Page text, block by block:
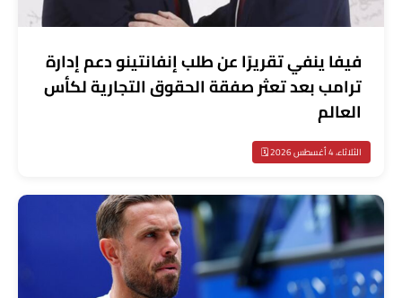
فيفا ينفي تقريرًا عن طلب إنفانتينو دعم إدارة
ترامب بعد تعثر صفقة الحقوق التجارية لكأس
العالم
الثلاثاء، 4 أغسطس 2026 🗓️